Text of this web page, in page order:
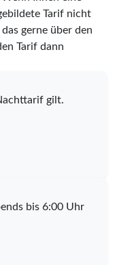
Tarif nicht
gerne über den
Tarif dann
gilt.
bis 6:00 Uhr